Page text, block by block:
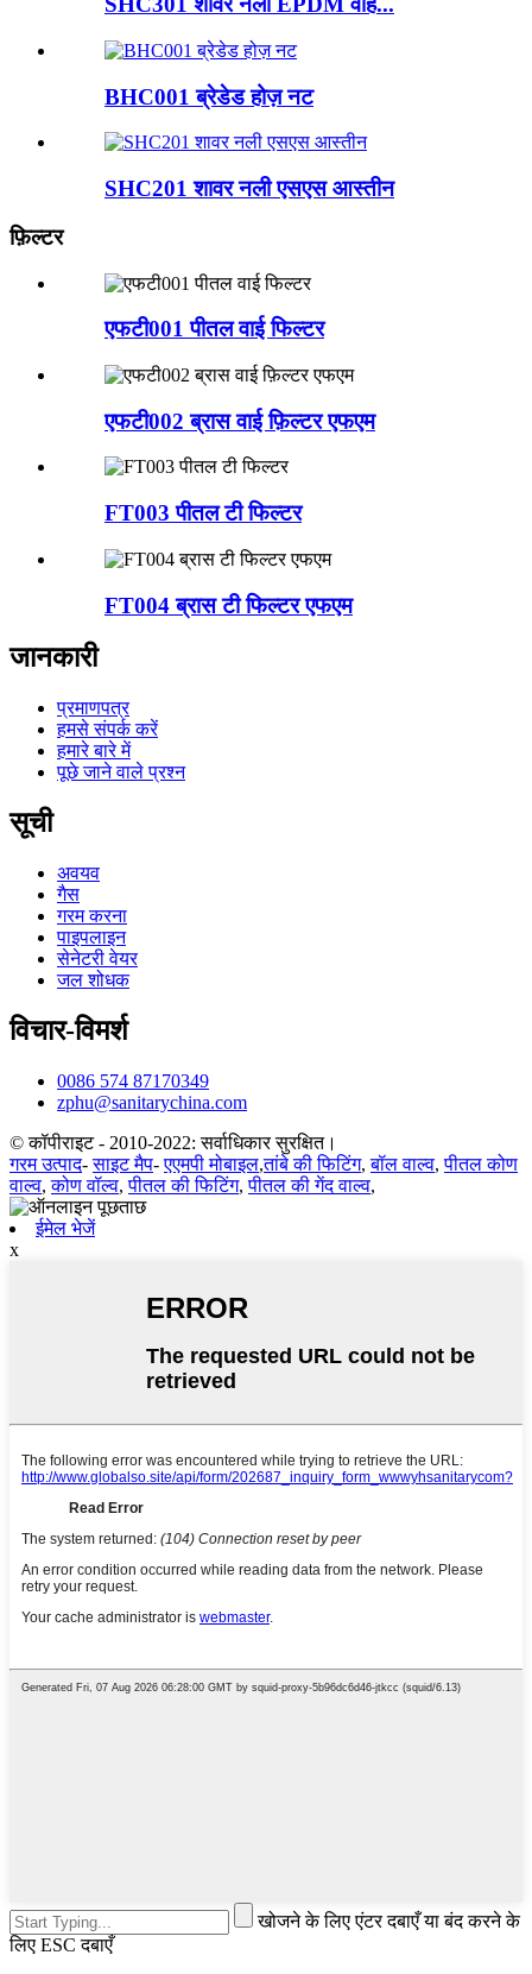
BHC001 ब्रेडेड होज़ नट
SHC201 शावर नली एसएस आस्तीन
फ़िल्टर
एफटी001 पीतल वाई फिल्टर
एफटी002 ब्रास वाई फ़िल्टर एफएम
FT003 पीतल टी फिल्टर
FT004 ब्रास टी फिल्टर एफएम
जानकारी
प्रमाणपत्र
हमसे संपर्क करें
हमारे बारे में
पूछे जाने वाले प्रश्न
सूची
अवयव
गैस
गरम करना
पाइपलाइन
सेनेटरी वेयर
जल शोधक
विचार-विमर्श
0086 574 87170349
zphu@sanitarychina.com
© कॉपीराइट - 2010-2022: सर्वाधिकार सुरक्षित।
गरम उत्पाद-साइट मैप-एएमपी मोबाइल,तांबे की फिटिंग,बॉल वाल्व,पीतल कोण
वाल्व,कोण वॉल्व,पीतल की फिटिंग,पीतल की गेंद वाल्व,
ईमेल भेजें
x
खोजने के लिए एंटर दबाएँ या बंद करने के
लिए ESC दबाएँ